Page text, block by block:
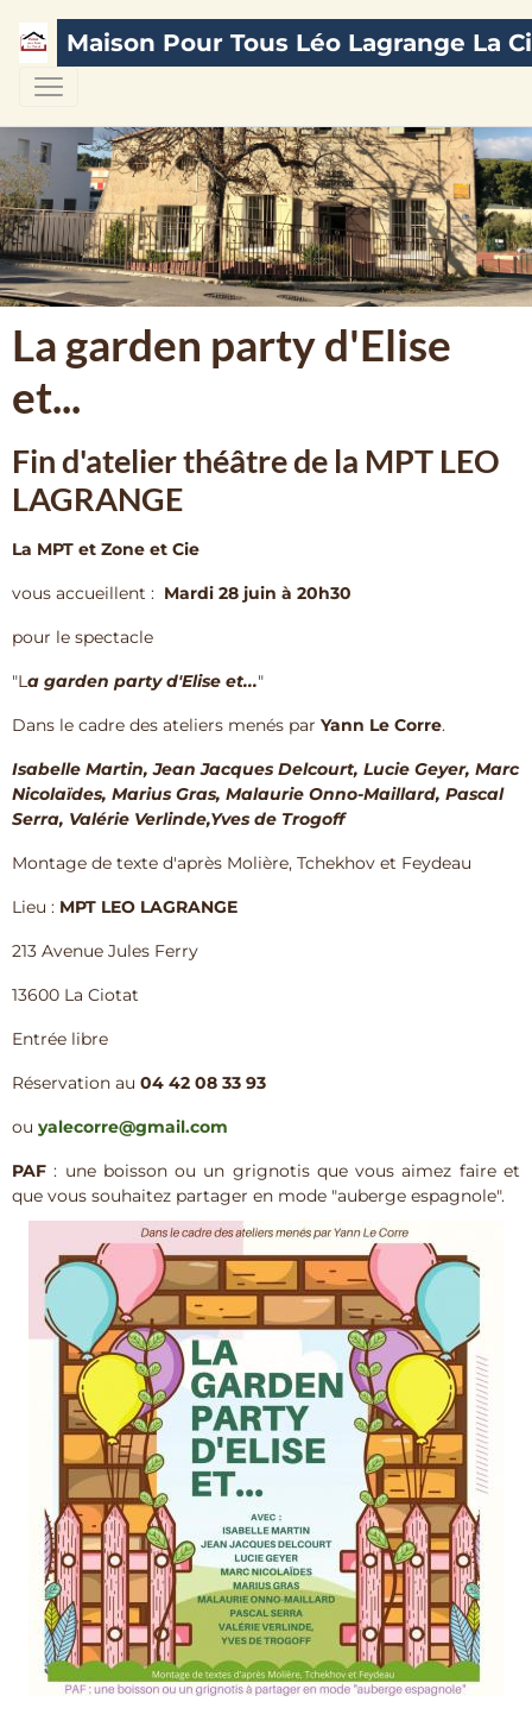
Maison Pour Tous Léo Lagrange La
La garden party d'Elise
et...
Fin d'atelier théâtre de la MPT LEO
LAGRANGE
La MPT et Zone et Cie
vous accueillent : Mardi 28 juin à 20h30
pour le spectacle
"La garden party d'Elise et..."
Dans le cadre des ateliers menés par Yann Le Corre.
Isabelle Martin, Jean Jacques Delcourt, Lucie Geyer, Marc
Nicolaïdes, Marius Gras, Malaurie Onno-Maillard, Pascal
Serra, Valérie Verlinde,Yves de Trogoff
Montage de texte d'après Molière, Tchekhov et Feydeau
Lieu : MPT LEO LAGRANGE
213 Avenue Jules Ferry
13600 La Ciotat
Entrée libre
Réservation au 04 42 08 33 93
ou yalecorre@gmail.com
PAF : une boisson ou un grignotis que vous aimez faire et
que vous souhaitez partager en mode "auberge espagnole".